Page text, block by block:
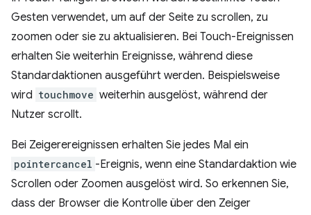
Gesten verwendet, um auf der Seite zu scrollen, zu
zoomen oder sie zu aktualisieren. Bei Touch-Ereignissen
erhalten Sie weiterhin Ereignisse, während diese
Standardaktionen ausgeführt werden. Beispielsweise
wird touchmove weiterhin ausgelöst, während der
Nutzer scrollt.
Bei Zeigerereignissen erhalten Sie jedes Mal ein
pointercancel -Ereignis, wenn eine Standardaktion wie
Scrollen oder Zoomen ausgelöst wird. So erkennen Sie,
dass der Browser die Kontrolle über den Zeiger